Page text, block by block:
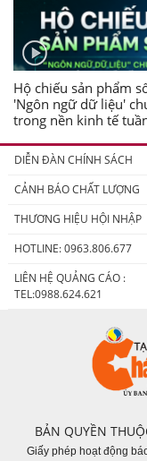
Hộ chiếu sản phẩm
'Ngôn ngữ dữ liệu'
trong nền kinh tế
DIỄN ĐÀN CHÍNH SÁCH
CẢNH BÁO CHẤT LƯỢNG
THƯƠNG HIỆU HỘI NHẬP
HOTLINE: 0963.806.677
LIÊN HỆ QUẢNG CÁO :
TEL:0988.624.621
BẢN QUYỀN
Giấy phép hoạt động